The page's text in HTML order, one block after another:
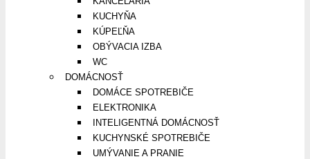
KUCHYŇA
KÚPEĽŇA
OBÝVACIA IZBA
WC
DOMÁCNOSŤ
DOMÁCE SPOTREBIČE
ELEKTRONIKA
INTELIGENTNÁ DOMÁCNOSŤ
KUCHYNSKÉ SPOTREBIČE
UMÝVANIE A PRANIE